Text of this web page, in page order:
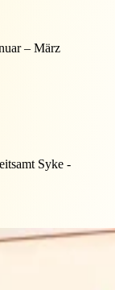
– März
Syke -